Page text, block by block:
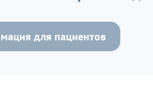
для пациентов